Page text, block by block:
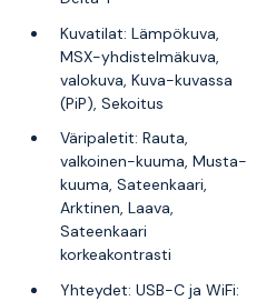
Kuvatilat: Lämpökuva,
MSX-yhdistelmäkuva,
valokuva, Kuva-kuvassa
(PiP), Sekoitus
Väripaletit: Rauta,
valkoinen-kuuma, Musta-
kuuma, Sateenkaari,
Arktinen, Laava,
Sateenkaari
korkeakontrasti
Yhteydet: USB-C ja WiFi: